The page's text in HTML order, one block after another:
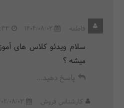
فاطمه 1404/08/02
سلام ویدئو کلاس های
میشه ؟
پاسخ دهید...
کارشناس فروش 08/03